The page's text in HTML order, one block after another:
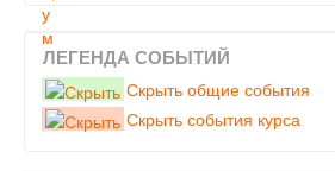
ЛЕГЕНДА СОБЫТИЙ
Скрыть общие события
Скрыть события курса